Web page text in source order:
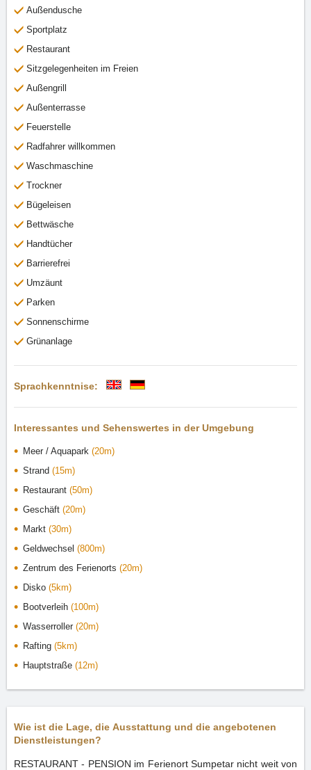
Außendusche
Sportplatz
Restaurant
Sitzgelegenheiten im Freien
Außengrill
Außenterrasse
Feuerstelle
Radfahrer willkommen
Waschmaschine
Trockner
Bügeleisen
Bettwäsche
Handtücher
Barrierefrei
Umzäunt
Parken
Sonnenschirme
Grünanlage
Sprachkenntnise:
Interessantes und Sehenswertes in der Umgebung
Meer / Aquapark (20m)
Strand (15m)
Restaurant (50m)
Geschäft (20m)
Markt (30m)
Geldwechsel (800m)
Zentrum des Ferienorts (20m)
Disko (5km)
Bootverleih (100m)
Wasserroller (20m)
Rafting (5km)
Hauptstraße (12m)
Wie ist die Lage, die Ausstattung und die angebotenen
Dienstleistungen?
RESTAURANT - PENSION im Ferienort Sumpetar nicht weit von